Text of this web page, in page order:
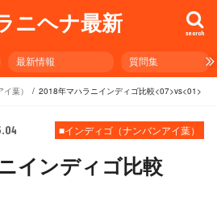
ニヘナ最新 search
最新情報 質問集
葉） 2018年マハラニインディゴ比較<07>vs<01>
■インディゴ（ナンバンアイ葉）
インディゴ比較